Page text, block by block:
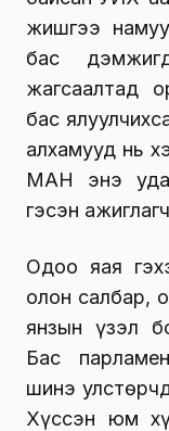
жишгээ
бас
жагсаалтад
бас
алхамууд нь
МАН энэ
гэсэн
Одоо яая
олон салбар,
янзын үзэл
Бас
шинэ
Хүссэн юм